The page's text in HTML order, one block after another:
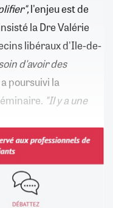
l'enjeu est de
la Dre Valérie
libéraux d'Ile-de-
d'avoir des
a poursuivi la
"Il y a une